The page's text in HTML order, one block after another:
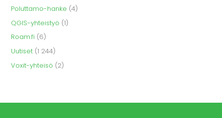
Poluttamo-hanke (4)
QGIS-yhteistyö (1)
Roam.fi (6)
Uutiset (1 244)
Voxit-yhteisö (2)